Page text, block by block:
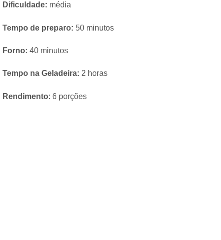
Dificuldade: média
Tempo de preparo: 50 minutos
Forno: 40 minutos
Tempo na Geladeira: 2 horas
Rendimento: 6 porções